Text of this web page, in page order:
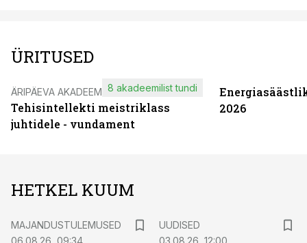
ÜRITUSED
ÄRIPÄEVA AKADEEMIA
Tehisintellekti meistriklass
juhtidele - vundament
8 akadeemilist tundi
2026
HETKEL KUUM
MAJANDUSTULEMUSED
06.08.26, 09:34
UUDISED
03.08.26, 12:00